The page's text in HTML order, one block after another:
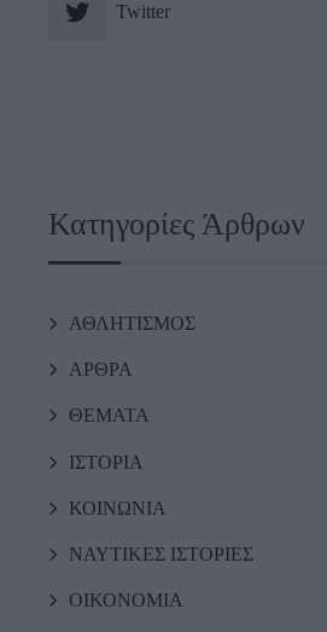
Twitter
Κατηγορίες Άρθρων
ΑΘΛΗΤΙΣΜΟΣ
ΑΡΘΡΑ
ΘΕΜΑΤΑ
ΙΣΤΟΡΙΑ
ΚΟΙΝΩΝΙΑ
ΝΑΥΤΙΚΕΣ ΙΣΤΟΡΙΕΣ
ΟΙΚΟΝΟΜΙΑ